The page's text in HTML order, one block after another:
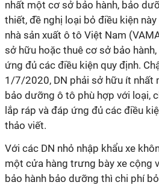
nhất một cơ sở bảo hành, bảo
thiết, đề nghị loại bỏ điều kiện
nhà sản xuất ô tô Việt Nam
sở hữu hoặc thuê cơ sở bảo
ứng đủ các điều kiện quy định.
1/7/2020, DN phải sở hữu ít nhất
bảo dưỡng ô tô phù hợp với loại,
lắp ráp và đáp ứng đủ các điều
thảo viết.
Với các DN nhỏ nhập khẩu xe
một cửa hàng trưng bày xe cộng
bảo hành bảo dưỡng thì chi phí